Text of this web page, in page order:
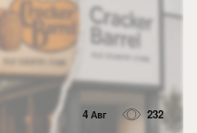
4 Авг 232